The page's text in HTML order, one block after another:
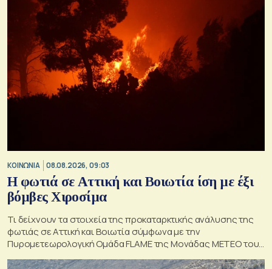
ΚΟΙΝΩΝΙΑ 08.08.2026, 09:03
Η φωτιά σε Αττική και Βοιωτία ίση με έξι
βόμβες Χιροσίμα
Τι δείχνουν τα στοιχεία της προκαταρκτικής ανάλυσης της
φωτιάς σε Αττική και Βοιωτία σύμφωνα με την
Πυρομετεωρολογική Ομάδα FLAME της Μονάδας ΜΕΤΕΟ του